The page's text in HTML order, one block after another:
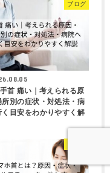
ブログ
手首 痛い｜考えられる原
所別の症状・対処法・病
く目安をわかりやすく解